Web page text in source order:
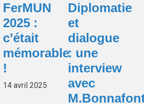
FerMUN
2025 :
c’était
mémorable
!
14 avril 2025
Diplomatie
et
dialogue
: une
interview
avec